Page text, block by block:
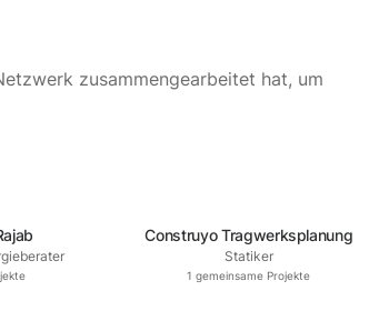
zusammengearbeitet hat, um
Construyo Tragwerksplanung
Statiker
1 gemeinsame Projekte